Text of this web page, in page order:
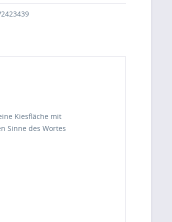
Kiesfläche mit
Sinne des Wortes